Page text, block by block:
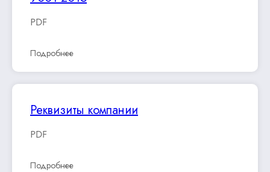
PDF
Подробнее
Реквизиты компании
PDF
Подробнее